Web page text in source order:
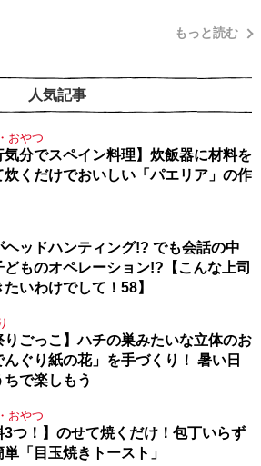
もっと読む
人気記事
おやつ
気分でスペイン料理】炊飯器に材料を
炊くだけでおいしい「パエリア」の作
ヘッドハンティング!? でも会話の中
どものオペレーション!?【こんな上司
たいわけでして！58】
りごっこ】ハチの巣みたいな立体のお
んぐり紙の花」を手づくり！ 暑い日
ちで楽しもう
おやつ
3つ！】のせて焼くだけ！包丁いらず
「目玉焼きトースト」